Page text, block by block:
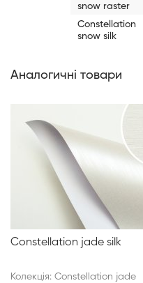
snow raster
Constellation
snow silk
Аналогичні товари
Constellation jade silk
Колекція: Constellation jade